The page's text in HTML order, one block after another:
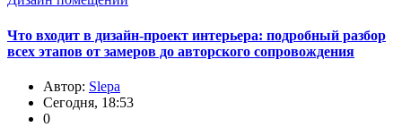
Что входит в дизайн-проект интерьера: подробный разбор
всех этапов от замеров до авторского сопровождения
Автор: Slepa
Сегодня, 18:53
0